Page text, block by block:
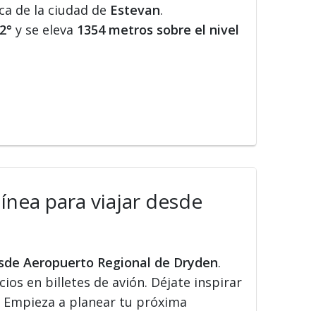
de la ciudad de Estevan.
y se eleva 1354 metros sobre el nivel
para viajar desde
Aeropuerto Regional de Dryden.
en billetes de avión. Déjate inspirar
a planear tu próxima